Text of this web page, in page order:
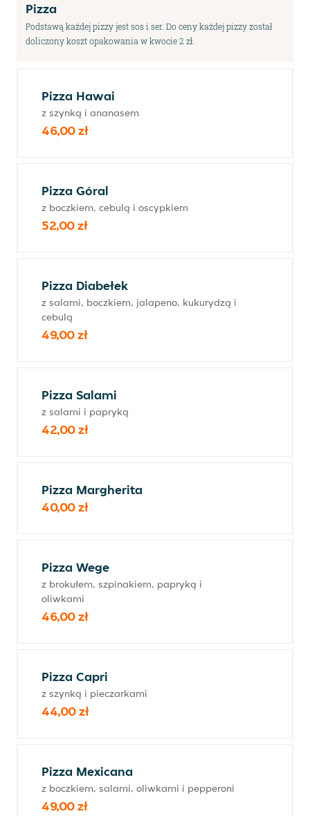
Pizza
Podstawą każdej pizzy jest sos i ser. Do ceny każdej pizzy został
doliczony koszt opakowania w kwocie 2 zł.
Pizza Hawai
z szynką i ananasem
46,00 zł
Pizza Góral
z boczkiem, cebulą i oscypkiem
52,00 zł
Pizza Diabełek
z salami, boczkiem, jalapeno, kukurydzą i
cebulą
49,00 zł
Pizza Salami
z salami i papryką
42,00 zł
Pizza Margherita
40,00 zł
Pizza Wege
z brokułem, szpinakiem, papryką i
oliwkami
46,00 zł
Pizza Capri
z szynką i pieczarkami
44,00 zł
Pizza Mexicana
z boczkiem, salami, oliwkami i pepperoni
49,00 zł